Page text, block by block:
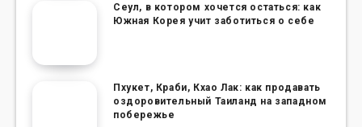
Сеул, в котором хочется остаться: как
Южная Корея учит заботиться о себе
Пхукет, Краби, Кхао Лак: как продавать
оздоровительный Таиланд на западном
побережье